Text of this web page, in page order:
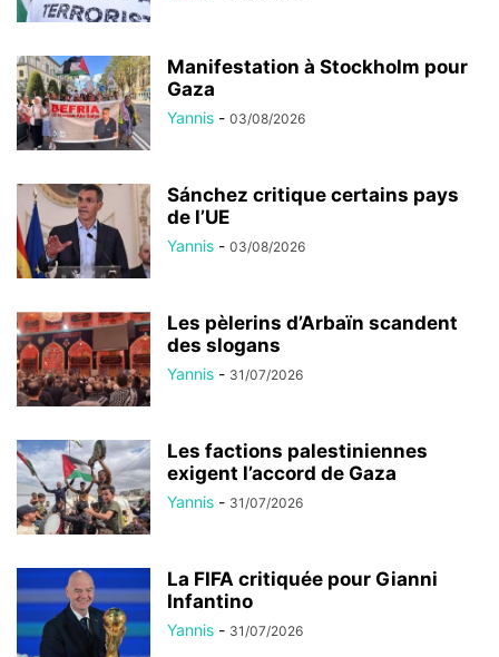
Manifestation à Stockholm pour
Gaza
Yannis - 03/08/2026
Sánchez critique certains pays
de l’UE
Yannis - 03/08/2026
Les pèlerins d’Arbaïn scandent
des slogans
Yannis - 31/07/2026
Les factions palestiniennes
exigent l’accord de Gaza
Yannis - 31/07/2026
La FIFA critiquée pour Gianni
Infantino
Yannis - 31/07/2026